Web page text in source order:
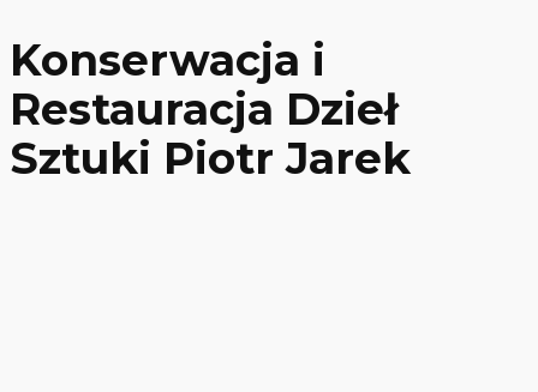
Konserwacja i
Restauracja Dzieł
Sztuki Piotr Jarek